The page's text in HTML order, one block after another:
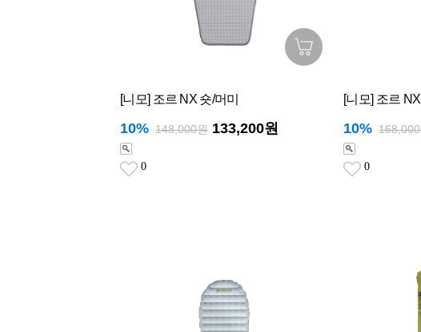
[니모] 조르 NX 숏/머미
10% 148,000원 133,200원
0
[니모] 조르
10%
0